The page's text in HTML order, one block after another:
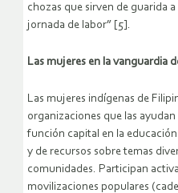
chozas que sirven de guarida
jornada de labor” [5].
Las mujeres en la vanguardia
Las mujeres indígenas de
organizaciones que las
función capital en la
y de recursos sobre temas
comunidades. Participan
movilizaciones populares